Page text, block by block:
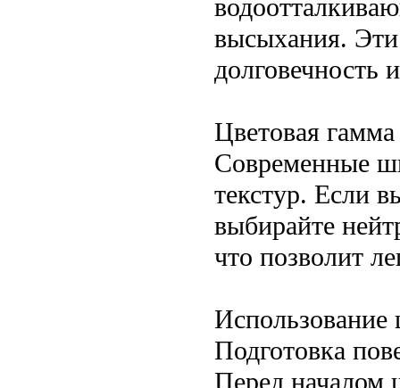
высыхания.
долговечность
Цветовая гамма
Современные
текстур. Если
выбирайте
что позволит
Использование
Подготовка
Перед началом